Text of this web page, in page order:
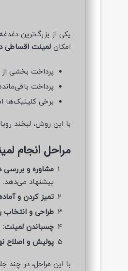
یکی از بزرگ‌ترین
امکان لمینت اقساطی
پرداخت بخشی از
پرداخت
برخی کلینیک‌ها
با این روش، لبخند
مراحل انجام
مشاوره و بررسی
پیشنهاد می‌دهد.
تمیز کردن و
طراحی و انتخاب
چسباندن لمینت:
پولیش و اصلاح
با این مراحل، در چند